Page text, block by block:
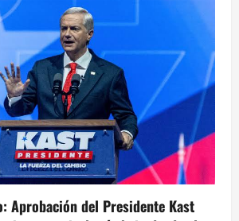
Aprobación del Presidente Kast